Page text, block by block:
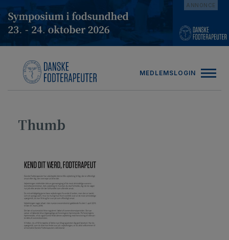
Hop
til
indholdet
ANNONCE
MEDLEMSLOGIN
Thumb